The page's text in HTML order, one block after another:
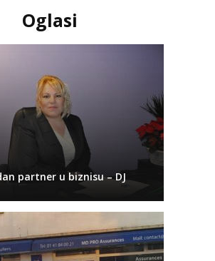
Oglasi
partner u biznisu – DJ